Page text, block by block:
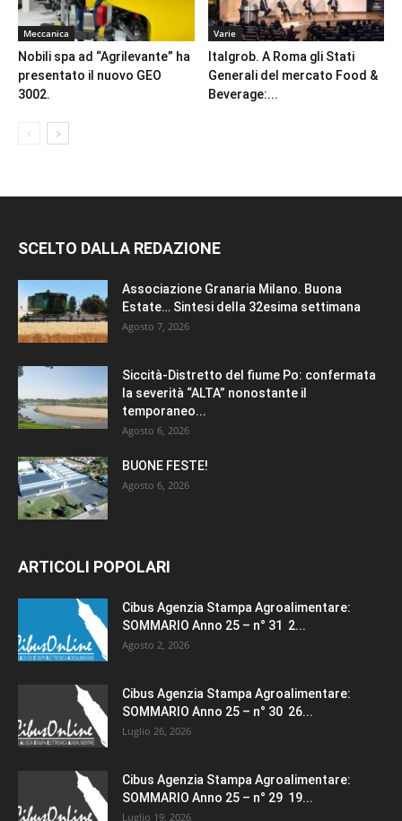
Meccanica
Nobili spa ad “Agrilevante” ha
presentato il nuovo GEO
3002.
Varie
Italgrob. A Roma gli Stati
Generali del mercato Food &
Beverage:...
SCELTO DALLA REDAZIONE
Associazione Granaria Milano. Buona
Estate… Sintesi della 32esima settimana
Agosto 7, 2026
Siccità-Distretto del fiume Po: confermata
la severità “ALTA” nonostante il
temporaneo...
Agosto 6, 2026
BUONE FESTE!
Agosto 6, 2026
ARTICOLI POPOLARI
Cibus Agenzia Stampa Agroalimentare:
SOMMARIO Anno 25 – n° 31 2...
Agosto 2, 2026
Cibus Agenzia Stampa Agroalimentare:
SOMMARIO Anno 25 – n° 30 26...
Luglio 26, 2026
Cibus Agenzia Stampa Agroalimentare:
SOMMARIO Anno 25 – n° 29 19...
Luglio 19, 2026